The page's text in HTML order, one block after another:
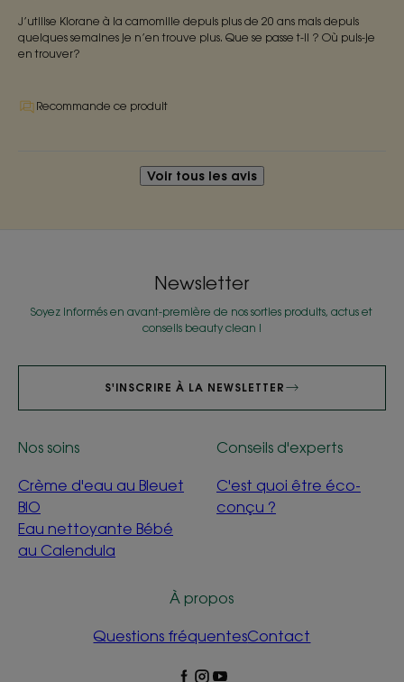
J’utilise Klorane à la camomille depuis plus de 20 ans mais depuis
quelques semaines je n’en trouve plus. Que se passe t-il ? Où puis-je
en trouver?
Recommande ce produit
Voir tous les avis
Newsletter
Soyez informés en avant-première de nos sorties produits, actus et
conseils beauty clean !
S'INSCRIRE À LA NEWSLETTER
Nos soins
Crème d'eau au Bleuet
BIO
Eau nettoyante Bébé
au Calendula
Conseils d'experts
C'est quoi être éco-
conçu ?
À propos
Questions fréquentesContact